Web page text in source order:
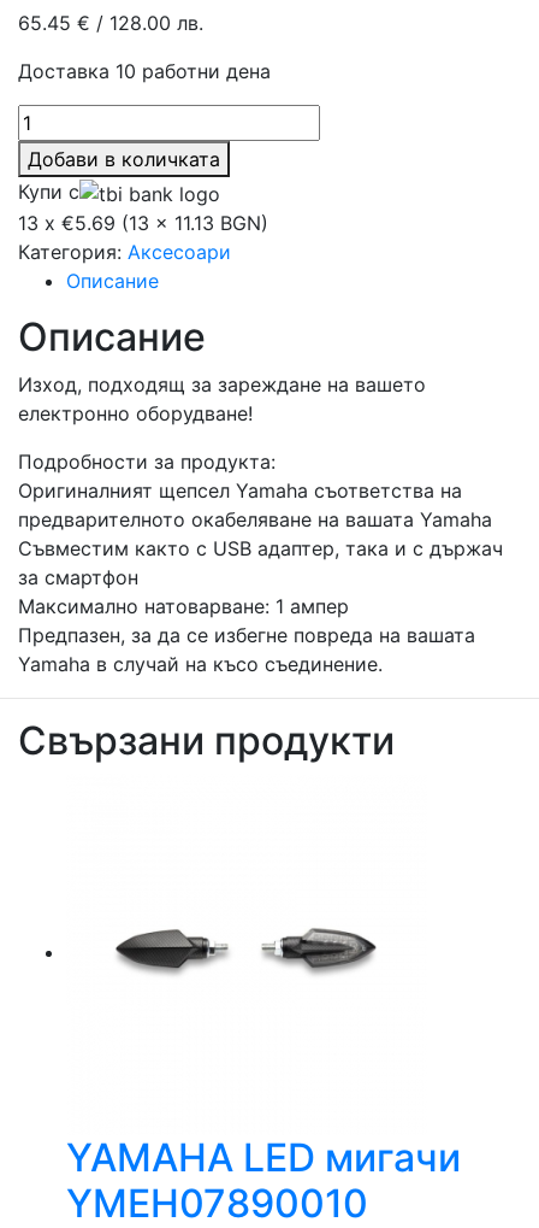
65.45 € / 128.00 лв.
Доставка 10 работни дена
количество
за
12V
DC
контакт
Добави в количката
Купи с
13 x €5.69 (13 x 11.13 BGN)
Категория: Аксесоари
Описание
Описание
Изход, подходящ за зареждане на вашето
електронно оборудване!
Подробности за продукта:
Оригиналният щепсел Yamaha съответства на
предварителното окабеляване на вашата Yamaha
Съвместим както с USB адаптер, така и с държач
за смартфон
Максимално натоварване: 1 ампер
Предпазен, за да се избегне повреда на вашата
Yamaha в случай на късо съединение.
Свързани продукти
YAMAHA LED мигачи
YMEH07890010